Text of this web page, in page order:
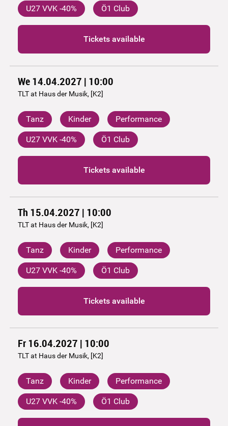
U27 VVK -40% Ö1 Club
Tickets available
We 14.04.2027 | 10:00
TLT at Haus der Musik, [K2]
Tanz Kinder Performance
U27 VVK -40% Ö1 Club
Tickets available
Th 15.04.2027 | 10:00
TLT at Haus der Musik, [K2]
Tanz Kinder Performance
U27 VVK -40% Ö1 Club
Tickets available
Fr 16.04.2027 | 10:00
TLT at Haus der Musik, [K2]
Tanz Kinder Performance
U27 VVK -40% Ö1 Club